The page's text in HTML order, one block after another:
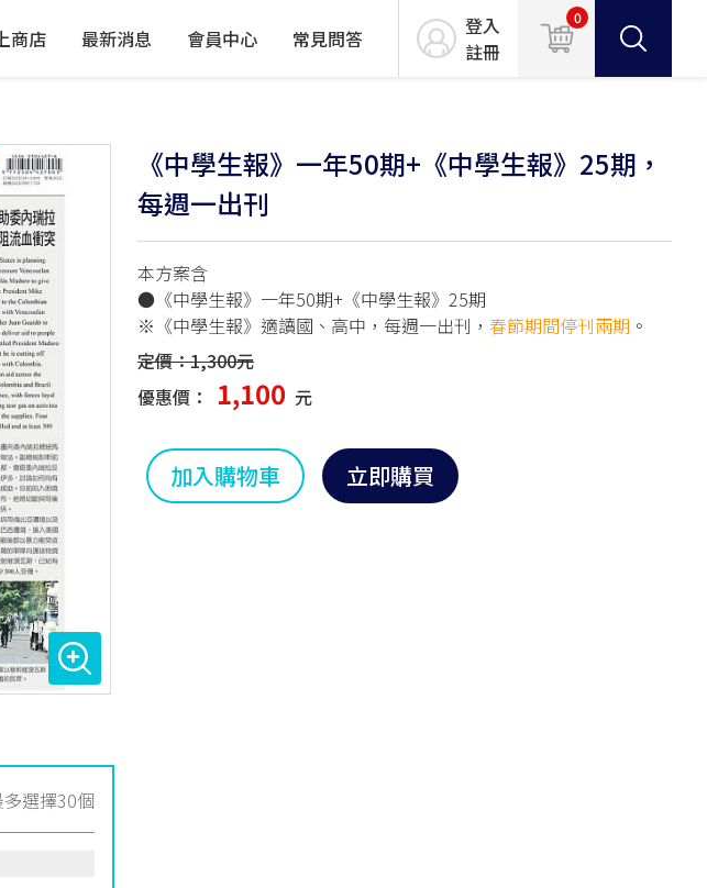
商店 最新消息 會員中心 常見問答
登入
註冊
0
《中學生報》一年50期+《中學生報》25期，
每週一出刊
本方案含
●《中學生報》一年50期+《中學生報》25期
※《中學生報》適讀國、高中，每週一出刊， 春節期間停刊兩期 。
定價：1,300元
優惠價：
1,100 元
加入購物車 立即購買
選擇30個